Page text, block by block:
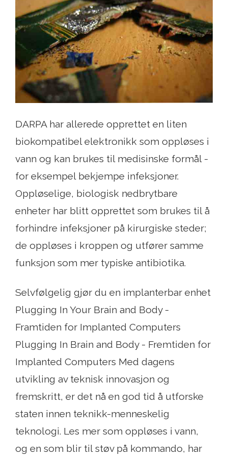
DARPA har allerede opprettet en liten
biokompatibel elektronikk som oppløses i
vann og kan brukes til medisinske formål -
for eksempel bekjempe infeksjoner.
Oppløselige, biologisk nedbrytbare
enheter har blitt opprettet som brukes til å
forhindre infeksjoner på kirurgiske steder;
de oppløses i kroppen og utfører samme
funksjon som mer typiske antibiotika.
Selvfølgelig gjør du en implanterbar enhet
Plugging In Your Brain and Body -
Framtiden for Implanted Computers
Plugging In Brain and Body - Fremtiden for
Implanted Computers Med dagens
utvikling av teknisk innovasjon og
fremskritt, er det nå en god tid å utforske
staten innen teknikk-menneskelig
teknologi. Les mer som oppløses i vann,
og en som blir til støv på kommando, har